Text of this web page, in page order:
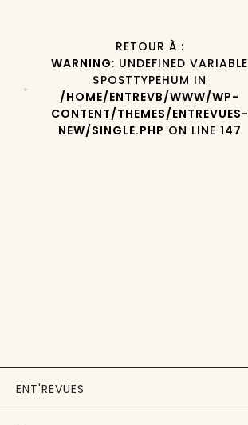
RETOUR À :
WARNING: UNDEFINED VARIABLE
$POSTTYPEHUM IN
/HOME/ENTREVB/WWW/WP-
CONTENT/THEMES/ENTREVUES-
NEW/SINGLE.PHP ON LINE 147
ENT'REVUES